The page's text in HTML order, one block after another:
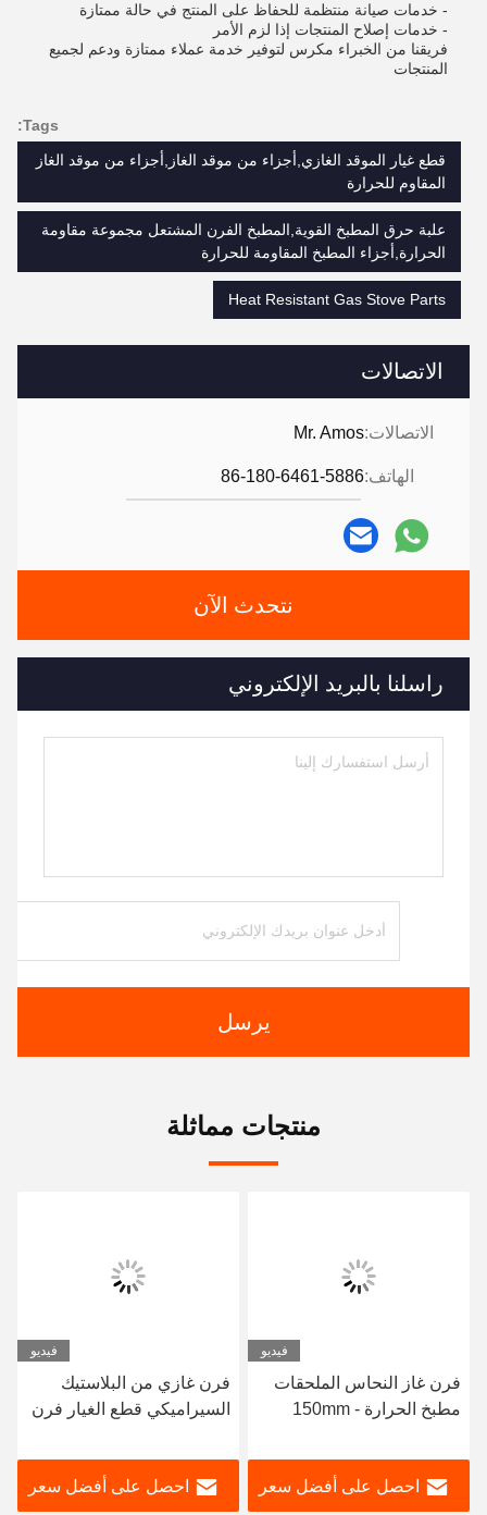
الاتصالات
الاتصالات:Mr. Amos
الهاتف:86-180-6461-5886
نتحدث الآن
راسلنا بالبريد الإلكتروني
يرسل
- خدمات صيانة منتظمة للحفاظ على المنتج في حالة ممتازة
- خدمات إصلاح المنتجات إذا لزم الأمر
فريقنا من الخبراء مكرس لتوفير خدمة عملاء ممتازة ودعم لجميع
المنتجات
Tags:
قطع غيار الموقد الغازي,أجزاء من موقد الغاز,أجزاء من موقد الغاز
المقاوم للحرارة
علبة حرق المطبخ القوية,المطبخ الفرن المشتعل مجموعة مقاومة
الحرارة,أجزاء المطبخ المقاومة للحرارة
Heat Resistant Gas Stove Parts
منتجات مماثلة
فيديو
فرن غاز النحاس الملحقات
مطبخ الحرارة 150mm -
احصل على أفضل سعر
فيديو
فرن غازي من البلاستيك
السيراميكي قطع الغيار فرن
صديقة للبيئة
احصل على أفضل سعر